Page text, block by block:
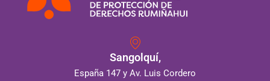
Sangolquí,
España 147 y Av. Luis Cordero